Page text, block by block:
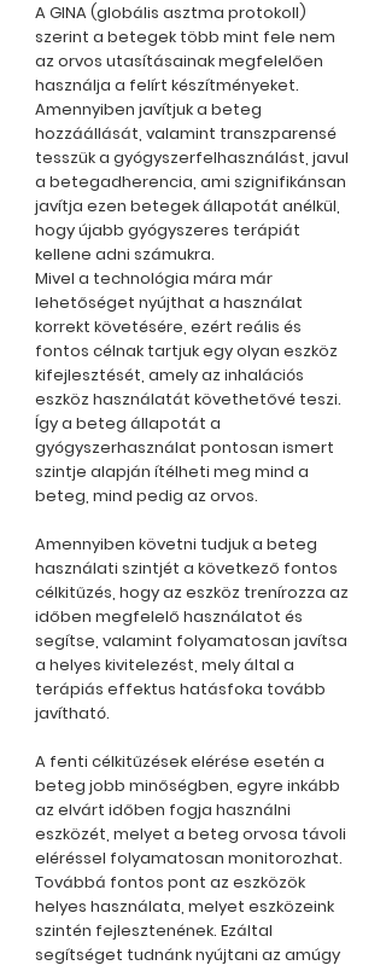
A GINA (globális asztma protokoll)
szerint a betegek több mint fele nem
az orvos utasításainak megfelelően
használja a felírt készítményeket.
Amennyiben javítjuk a beteg
hozzáállását, valamint transzparensé
tesszük a gyógyszerfelhasználást, javul
a betegadherencia, ami szignifikánsan
javítja ezen betegek állapotát anélkül,
hogy újabb gyógyszeres terápiát
kellene adni számukra.
Mivel a technológia mára már
lehetőséget nyújthat a használat
korrekt követésére, ezért reális és
fontos célnak tartjuk egy olyan eszköz
kifejlesztését, amely az inhalációs
eszköz használatát követhetővé teszi.
Így a beteg állapotát a
gyógyszerhasználat pontosan ismert
szintje alapján ítélheti meg mind a
beteg, mind pedig az orvos.
Amennyiben követni tudjuk a beteg
használati szintjét a következő fontos
célkitűzés, hogy az eszköz trenírozza az
időben megfelelő használatot és
segítse, valamint folyamatosan javítsa
a helyes kivitelezést, mely által a
terápiás effektus hatásfoka tovább
javítható.
A fenti célkitűzések elérése esetén a
beteg jobb minőségben, egyre inkább
az elvárt időben fogja használni
eszközét, melyet a beteg orvosa távoli
eléréssel folyamatosan monitorozhat.
Továbbá fontos pont az eszközök
helyes használata, melyet eszközeink
szintén fejlesztenének. Ezáltal
segítséget tudnánk nyújtani az amúgy